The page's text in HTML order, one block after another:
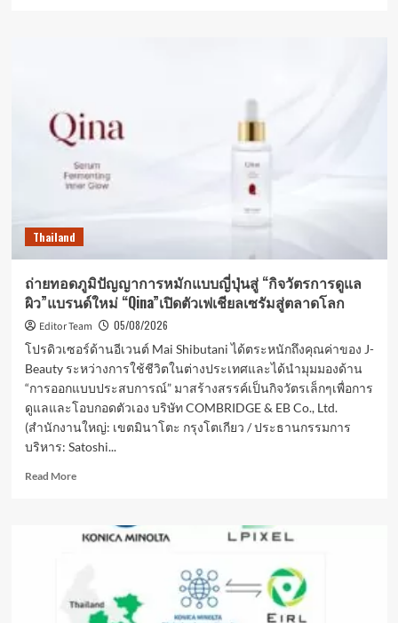
เปอร์
ฮีโร่
โปรด
สัมผัส
ลาย
เส้น
สุด
คลาส
สิก
จาก
CARDFUN
พร้อม
กัน
ทั่ว
Thailand
ถ่ายทอดภูมิปัญญาการหมักแบบญี่ปุ่นสู่ “กิจวัตรการดูแล
ผิว”แบรนด์ใหม่ “Qina”เปิดตัวเฟเชียลเซรัมสู่ตลาดโลก
Editor Team
05/08/2026
โปรดิวเซอร์ด้านอีเวนต์ Mai Shibutani ได้ตระหนักถึงคุณค่าของ J-
Beauty ระหว่างการใช้ชีวิตในต่างประเทศและได้นำมุมมองด้าน
“การออกแบบประสบการณ์” มาสร้างสรรค์เป็นกิจวัตรเล็กๆเพื่อการ
ดูแลและโอบกอดตัวเอง บริษัท COMBRIDGE & EB Co., Ltd.
(สำนักงานใหญ่: เขตมินาโตะ กรุงโตเกียว / ประธานกรรมการ
บริหาร: Satoshi...
Read MoreRead
ถ่ายทอด
ภูมิปัญญา
ญี่ปุ่น